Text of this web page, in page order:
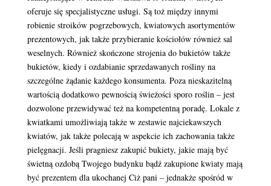
oferuje się specjalistyczne usługi. Są toż między innymi
robienie stroików pogrzebowych, kwiatowych asortymentów
prezentowych, jak także przybieranie kościołów również sal
weselnych. Również skończone strojenia do bukietów także
bukietów, kiedy i ozdabianie sprzedawanych rośliny na
szczególne żądanie każdego konsumenta. Poza nieskazitelną
wartością dodatkowo pewnością świeżości sporo roślin – jest
dozwolone przewidywać też na kompetentną poradę. Lokale z
kwiatkami umożliwiają także w zestawie najciekawszych
kwiatów, jak także polecają w aspekcie ich zachowania także
pielęgnacji. Jeśli pragniesz zakupić bukiety, jakie mają być
świetną ozdobą Twojego budynku bądź zakupione kwiaty mają
być prezentem dla ukochanej Ciż pani – jednakże spośród w